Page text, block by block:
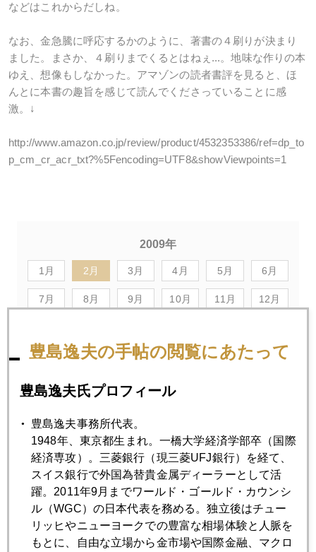
などはこれからだしね。
なお、金急騰に呼応するかのように、著書の４刷りが決まり
ました。まさか、４刷りまでくるとはねぇ...。地味な作りの本
ゆえ、想像もしなかった。アマゾンの読者書評を見ると、ほ
んとに本書の趣旨を感じて読んでくださっていることに感
激。↓
http://www.amazon.co.jp/review/product/4532353386/ref=dp_to
p_cm_cr_acr_txt?%5Fencoding=UTF8&showViewpoints=1
2009年
1月 2月 3月 4月 5月 6月
7月 8月 9月 10月 11月 12月
2009年02月27日
2009年02月26日
バーナンキは銀行国有化せず、というけれど...
2009年02月25日
為替より金のほうが難しい...
2009年02月24日
豊島逸夫の手帖の閲覧にあたって
豊島逸夫氏プロフィール
豊島逸夫事務所代表。
1948年、東京都生まれ。一橋大学経済学部卒（国際
経済専攻）。三菱銀行（現三菱UFJ銀行）を経て、
スイス銀行で外国為替貴金属ディーラーとして活
躍。2011年9月までワールド・ゴールド・カウンシ
ル（WGC）の日本代表を務める。独立後はチュー
リッヒやニューヨークでの豊富な相場体験と人脈を
もとに、自由な立場から金市場や国際金融、マクロ